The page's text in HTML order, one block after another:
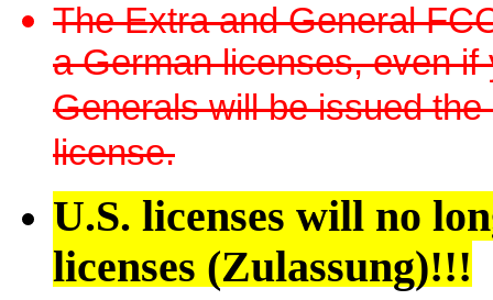
The Extra and General
a German licenses, even
Generals will be issued
license.
U.S. licenses will no
licenses (Zulassung)!!!